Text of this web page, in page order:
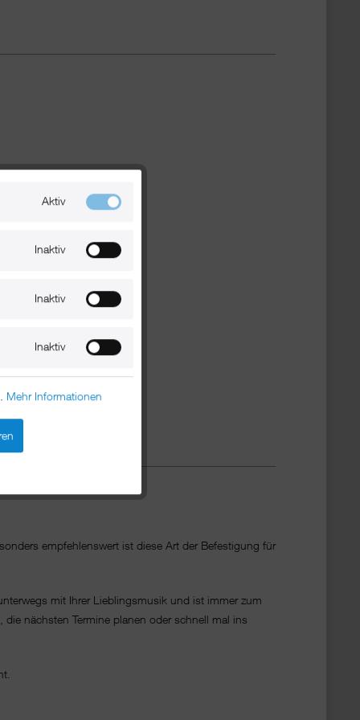
empfehlenswert ist diese Art der Befestigung für
mit Ihrer Lieblingsmusik und ist immer zum
nächsten Termine planen oder schnell mal ins
Aktiv
Inaktiv
Inaktiv
Inaktiv
Mehr Informationen